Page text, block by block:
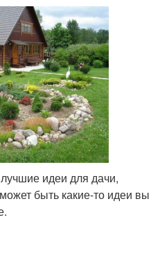
идеи для дачи,
быть какие-то идеи вы